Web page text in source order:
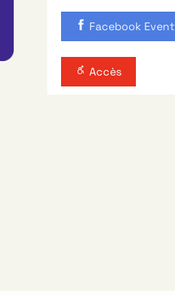
Facebook Event
Accès